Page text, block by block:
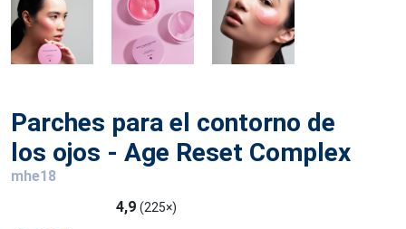
Parches para el contorno de
los ojos - Age Reset Complex
mhe18
4,9 (225×)